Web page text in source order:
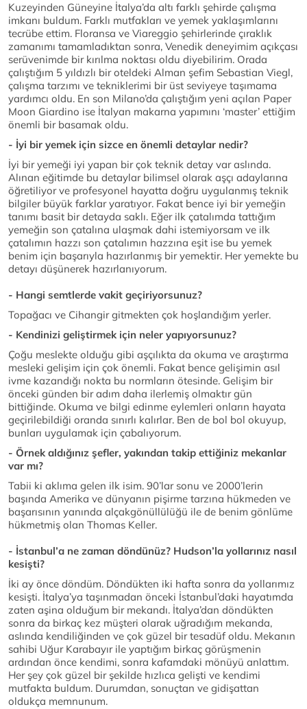
Kuzeyinden Güneyine İtalya’da altı farklı şehirde çalışma
imkanı buldum. Farklı mutfakları ve yemek yaklaşımlarını
tecrübe ettim. Floransa ve Viareggio şehirlerinde çıraklık
zamanımı tamamladıktan sonra, Venedik deneyimim açıkçası
serüvenimde bir kırılma noktası oldu diyebilirim. Orada
çalıştığım 5 yıldızlı bir oteldeki Alman şefim Sebastian Viegl,
çalışma tarzımı ve tekniklerimi bir üst seviyeye taşımama
yardımcı oldu. En son Milano’da çalıştığım yeni açılan Paper
Moon Giardino ise İtalyan makarna yapımını ‘master’ ettiğim
önemli bir basamak oldu.
- İyi bir yemek için sizce en önemli detaylar nedir?
İyi bir yemeği iyi yapan bir çok teknik detay var aslında.
Alınan eğitimde bu detaylar bilimsel olarak aşçı adaylarına
öğretiliyor ve profesyonel hayatta doğru uygulanmış teknik
bilgiler büyük farklar yaratıyor. Fakat bence iyi bir yemeğin
tanımı basit bir detayda saklı. Eğer ilk çatalımda tattığım
yemeğin son çatalına ulaşmak dahi istemiyorsam ve ilk
çatalımın hazzı son çatalımın hazzına eşit ise bu yemek
benim için başarıyla hazırlanmış bir yemektir. Her yemekte bu
detayı düşünerek hazırlanıyorum.
- Hangi semtlerde vakit geçiriyorsunuz?
Topağacı ve Cihangir gitmekten çok hoşlandığım yerler.
- Kendinizi geliştirmek için neler yapıyorsunuz?
Çoğu meslekte olduğu gibi aşçılıkta da okuma ve araştırma
mesleki gelişim için çok önemli. Fakat bence gelişimin asıl
ivme kazandığı nokta bu normların ötesinde. Gelişim bir
önceki günden bir adım daha ilerlemiş olmaktır gün
bittiğinde. Okuma ve bilgi edinme eylemleri onların hayata
geçirilebildiği oranda sınırlı kalırlar. Ben de bol bol okuyup,
bunları uygulamak için çabalıyorum.
- Örnek aldığınız şefler, yakından takip ettiğiniz mekanlar
var mı?
Tabii ki aklıma gelen ilk isim. 90’lar sonu ve 2000’lerin
başında Amerika ve dünyanın pişirme tarzına hükmeden ve
başarısının yanında alçakgönüllülüğü ile de benim gönlüme
hükmetmiş olan Thomas Keller.
- İstanbul’a ne zaman döndünüz? Hudson’la yollarınız nasıl
kesişti?
İki ay önce döndüm. Döndükten iki hafta sonra da yollarımız
kesişti. İtalya’ya taşınmadan önceki İstanbul’daki hayatımda
zaten aşina olduğum bir mekandı. İtalya’dan döndükten
sonra da birkaç kez müşteri olarak uğradığım mekanda,
aslında kendiliğinden ve çok güzel bir tesadüf oldu. Mekanın
sahibi Uğur Karabayır ile yaptığım birkaç görüşmenin
ardından önce kendimi, sonra kafamdaki mönüyü anlattım.
Her şey çok güzel bir şekilde hızlıca gelişti ve kendimi
mutfakta buldum. Durumdan, sonuçtan ve gidişattan
oldukça memnunum.